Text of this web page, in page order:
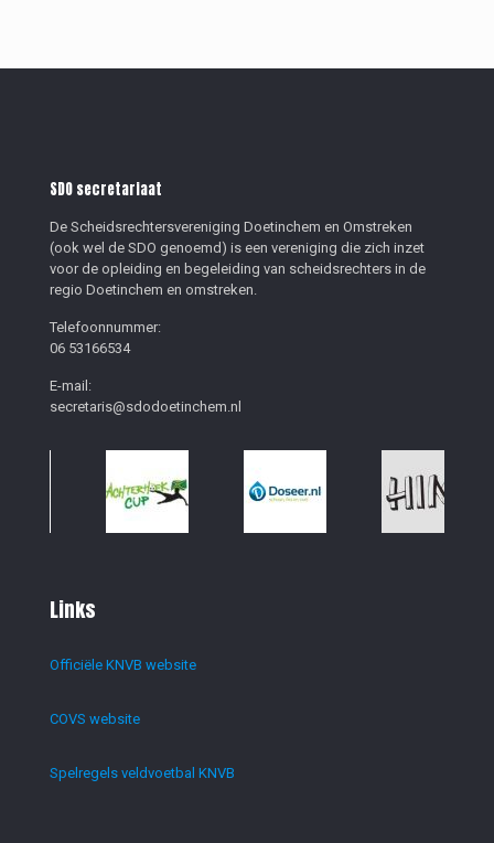
SDO secretariaat
De Scheidsrechtersvereniging Doetinchem en Omstreken
(ook wel de SDO genoemd) is een vereniging die zich inzet
voor de opleiding en begeleiding van scheidsrechters in de
regio Doetinchem en omstreken.
Telefoonnummer:
06 53166534
E-mail:
secretaris@sdodoetinchem.nl
Links
Officiële KNVB website
COVS website
Spelregels veldvoetbal KNVB